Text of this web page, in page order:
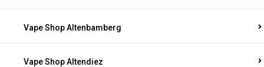
Vape Shop Altenbamberg
Vape Shop Altendiez